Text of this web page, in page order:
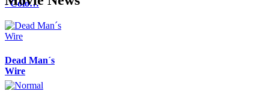
- Colo…
Dead Man´s
Wire